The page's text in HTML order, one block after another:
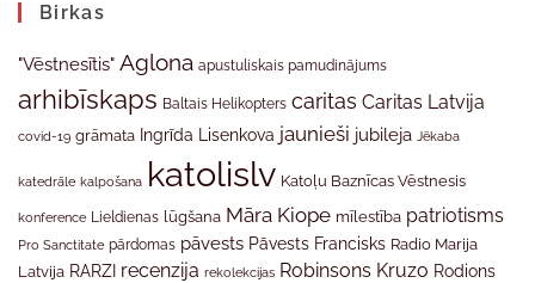
Birkas
"Vēstnesītis" Aglona apustuliskais pamudinājums
arhibīskaps Baltais Helikopters caritas Caritas Latvija
covid-19 grāmata Ingrīda Lisenkova jaunieši jubileja Jēkaba
katedrāle kalpošana katolislv Katoļu Baznīcas Vēstnesis
konference Lieldienas lūgšana Māra Kiope mīlestība patriotisms
Pro Sanctitate pārdomas pāvests Pāvests Francisks Radio Marija
Latvija RARZI recenzija rekolekcijas Robinsons Kruzo Rodions